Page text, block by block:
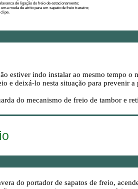
de ligação do freio de estacionamento;
uma muda de atrito para um sapato de freio traseiro;
clipe.
estiver indo instalar ao mesmo tempo o
e deixá-lo nesta situação para prevenir a
do mecanismo de freio de tambor e
do portador de sapatos de freio,